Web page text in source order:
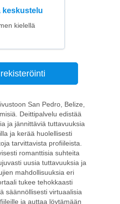
keskustelu
kielellä
San Pedro, Belize,
Deittipalvelu edistää
ja jännittäviä tuttavuuksia
ja kerää huolellisesti
tarvittavista profiileista.
romanttisia suhteita
uusia tuttavuuksia ja
mahdollisuuksia eri
tukee tehokkaasti
säännöllisesti virtuaalisia
ja auttaa löytämään